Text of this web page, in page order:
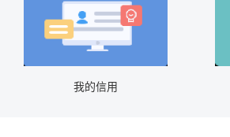
我的信用